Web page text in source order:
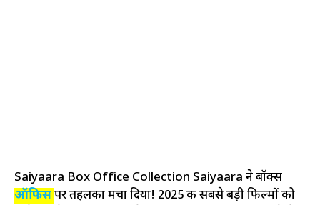
Saiyaara Box Office Collection Saiyaara ने बॉक्स
ऑफिसपर तहलका मचा दिया! 2025 की सबसे बड़ी फिल्मों को